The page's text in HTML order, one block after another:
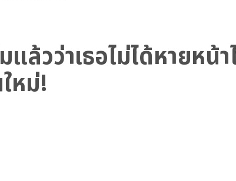
วว่าเธอไม่ได้หายหน้
หม่!